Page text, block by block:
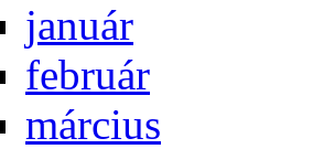
ja­nu­ár
feb­ru­ár
már­ci­us